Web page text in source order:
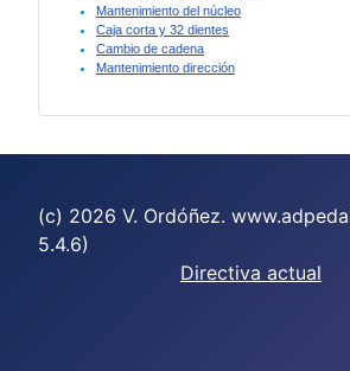
Mantenimiento del núcleo
Caja corta y 32 dientes
Cambio de cadena
Mantenimiento dirección
(c) 2026 V. Ordóñez.
5.4.6)
Directiva actual